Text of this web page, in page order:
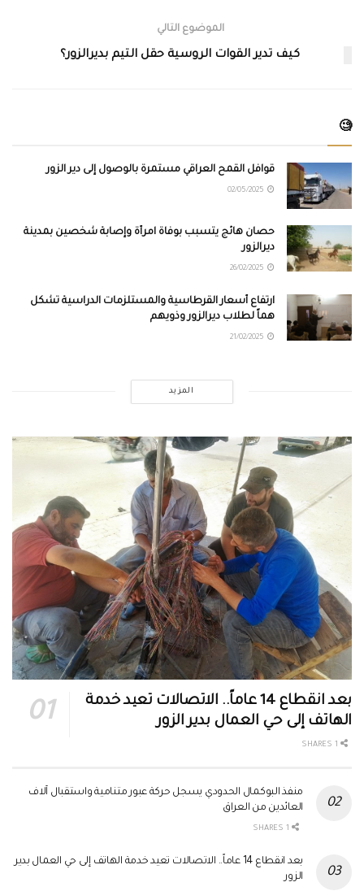
الموضوع التالي
كيف تدير القوات الروسية حقل التيم بديرالزور؟
🧐
قوافل القمح العراقي مستمرة بالوصول إلى دير الزور
حصان هائج يتسبب بوفاة امرأة وإصابة شخصين بمدينة
ديرالزور
ارتفاع أسعار القرطاسية والمستلزمات الدراسية تشكل
هماً لطلاب ديرالزور وذويهم
المزيد
بعد انقطاع 14 عاماً.. الاتصالات تعيد خدمة
الهاتف إلى حي العمال بدير الزور
منفذ البوكمال الحدودي يسجل حركة عبور متنامية واستقبال آلاف
العائدين من العراق
بعد انقطاع 14 عاماً.. الاتصالات تعيد خدمة الهاتف إلى حي العمال بدير
الزور